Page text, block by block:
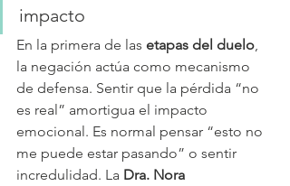
impacto
En la primera de las etapas del duelo
la negación actúa como mecanismo
de defensa. Sentir que la pérdida “no
es real” amortigua el impacto
emocional. Es normal pensar “esto no
me puede estar pasando” o sentir
incredulidad. La Dra. Nora